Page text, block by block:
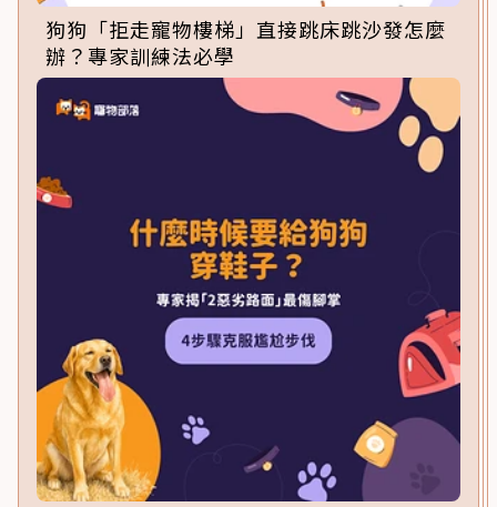
狗狗「拒走寵物樓梯」直接跳床跳沙發怎麼
辦？專家訓練法必學